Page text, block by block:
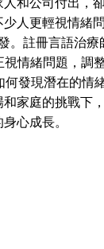
人更輕視情緒
。註冊言語治療
視情緒問題，調
何發現潛在的情
家庭的挑戰下
心成長。